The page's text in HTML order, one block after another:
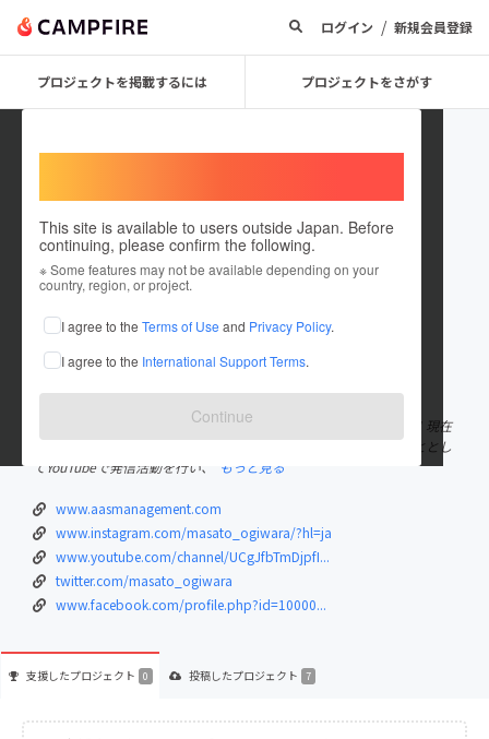
ログイン / 新規会員登録
プロジェクトを掲載するには プロジェクトをさがす
This site is available to users outside Japan. Before
continuing, please confirm the following.
※ Some features may not be available depending on your
country, region, or project.
I agree to the Terms of Use and Privacy Policy.
I agree to the International Support Terms.
Continue
masatoogiwara
これまでに7件のプロジェクトを投稿しています
在住国：日本 現在地：未設定
出身国：日本 出身地：岐阜県
AAS Management inc.／エースマネジメント代表の荻原雅斗です！現在
はソフトテニスに関する事業展開をしており、カンボジアのまさととし
てYouTubeで発信活動を行い、
もっと見る
www.aasmanagement.com
www.instagram.com/masato_ogiwara/?hl=ja
www.youtube.com/channel/UCgJfbTmDjpfI...
twitter.com/masato_ogiwara
www.facebook.com/profile.php?id=10000...
支援したプロジェクト 0 投稿したプロジェクト 7